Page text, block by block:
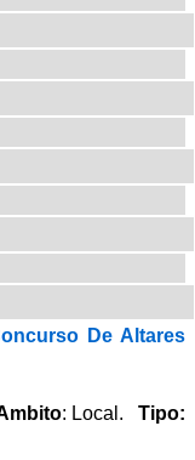
De Altares
: Local. Tipo: